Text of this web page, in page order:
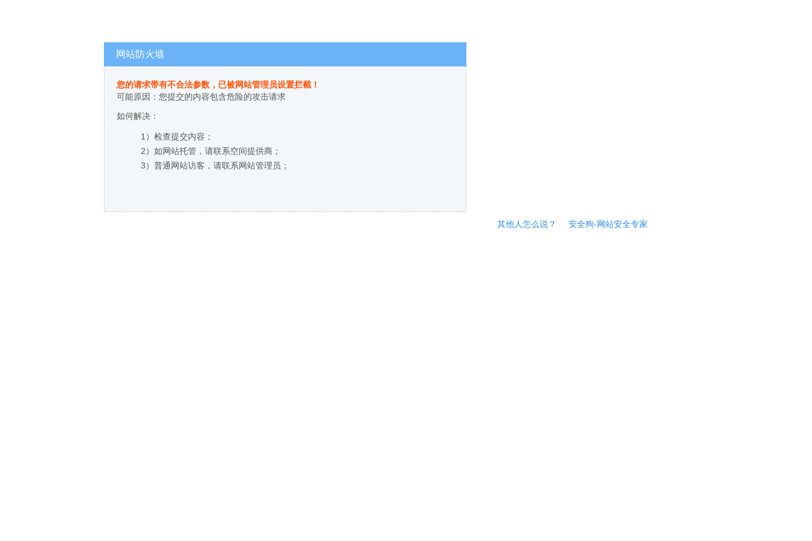
网站防火墙
您的请求带有不合法参数，已被网站管理员设置拦截！
可能原因：您提交的内容包含危险的攻击请求
如何解决：
1）检查提交内容；
2）如网站托管，请联系空间提供商；
3）普通网站访客，请联系网站管理员；
其他人怎么说？ 安全狗-网站安全专家